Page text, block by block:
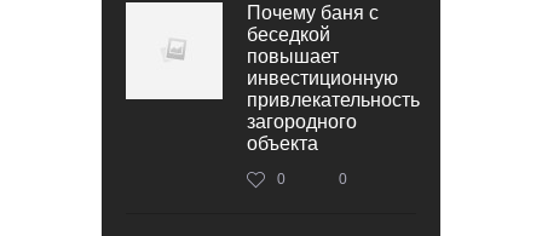
Почему баня с
беседкой
повышает
инвестиционную
привлекательность
загородного
объекта
0 0